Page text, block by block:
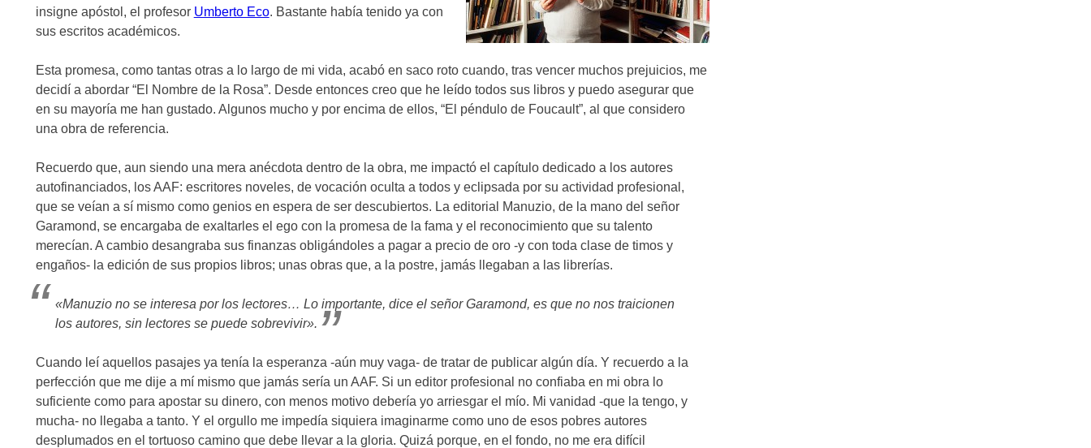
insigne apóstol, el profesor Umberto Eco. Bastante había tenido ya con
sus escritos académicos.
Esta promesa, como tantas otras a lo largo de mi vida, acabó en saco roto cuando, tras vencer muchos prejuicios, me
decidí a abordar “El Nombre de la Rosa”. Desde entonces creo que he leído todos sus libros y puedo asegurar que
en su mayoría me han gustado. Algunos mucho y por encima de ellos, “El péndulo de Foucault”, al que considero
una obra de referencia.
Recuerdo que, aun siendo una mera anécdota dentro de la obra, me impactó el capítulo dedicado a los autores
autofinanciados, los AAF: escritores noveles, de vocación oculta a todos y eclipsada por su actividad profesional,
que se veían a sí mismo como genios en espera de ser descubiertos. La editorial Manuzio, de la mano del señor
Garamond, se encargaba de exaltarles el ego con la promesa de la fama y el reconocimiento que su talento
merecían. A cambio desangraba sus finanzas obligándoles a pagar a precio de oro -y con toda clase de timos y
engaños- la edición de sus propios libros; unas obras que, a la postre, jamás llegaban a las librerías.
«Manuzio no se interesa por los lectores… Lo importante, dice el señor Garamond, es que no nos traicionen
los autores, sin lectores se puede sobrevivir».
Cuando leí aquellos pasajes ya tenía la esperanza -aún muy vaga- de tratar de publicar algún día. Y recuerdo a la
perfección que me dije a mí mismo que jamás sería un AAF. Si un editor profesional no confiaba en mi obra lo
suficiente como para apostar su dinero, con menos motivo debería yo arriesgar el mío. Mi vanidad -que la tengo, y
mucha- no llegaba a tanto. Y el orgullo me impedía siquiera imaginarme como uno de esos pobres autores
desplumados en el tortuoso camino que debe llevar a la gloria. Quizá porque, en el fondo, no me era difícil